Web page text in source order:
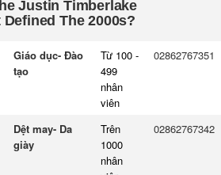
Giáo dục- Đào
tạo
Từ 100 -
499
nhân
viên
02862767351
Dệt may- Da
giày
Trên
1000
nhân
02862767342